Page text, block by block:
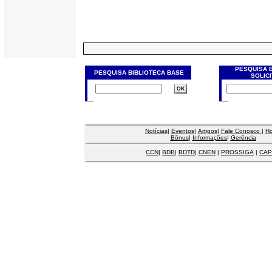
PESQUISA BIBLIOTECA BASE
PESQUISA
Notícias| Eventos| Artigos| Fale Conosco |
Bônus| Informações| Gerência
CCN| BDB| BDTD| CNEN | PROSSIGA |